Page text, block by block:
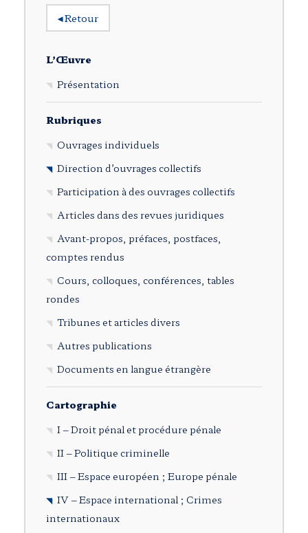
◂Retour
L’Œuvre
Présentation
Rubriques
Ouvrages individuels
Direction d’ouvrages collectifs
Participation à des ouvrages collectifs
Articles dans des revues juridiques
Avant-propos, préfaces, postfaces,
comptes rendus
Cours, colloques, conférences, tables
rondes
Tribunes et articles divers
Autres publications
Documents en langue étrangère
Cartographie
I – Droit pénal et procédure pénale
II – Politique criminelle
III – Espace européen ; Europe pénale
IV – Espace international ; Crimes
internationaux